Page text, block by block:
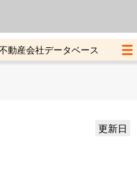
動産会社データベース
更新日